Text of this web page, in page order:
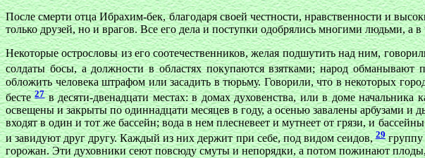
После смерти отца Ибрахим-бек, благодаря своей честности, нравственности и
только друзей, но и врагов. Все его дела и поступки одобрялись многими людьми, а
Некоторые острословы из его соотечественников, желая подшутить над ним,
солдаты босы, а должности в областях покупаются взятками; народ обманывают
обложить человека штрафом или засадить в тюрьму. Говорили, что в некоторых
бесте27в десяти-двенадцати местах: в домах духовенства, или в доме
освещены и закрыты по одиннадцати месяцев в году, а осенью завалены арбузами
входят в один и тот же бассейн; вода в нем плесневеет и мутнеет от грязи, и
и завидуют друг другу. Каждый из них держит при себе, под видом сеидов,29группу
горожан. Эти духовники сеют повсюду смуты и непорядки, а потом пожинают